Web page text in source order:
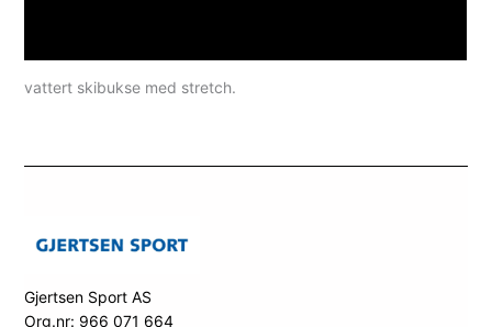
vattert skibukse med stretch.
Gjertsen Sport AS
Org.nr: 966 071 664